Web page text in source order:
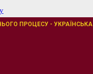
ПРОЦЕСУ - УКРАЇНСЬКА